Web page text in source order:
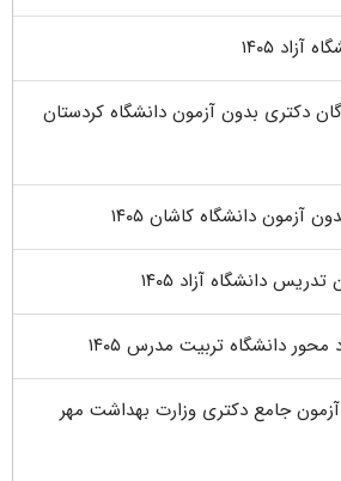
۱۴۰۵
دکتری بدون آزمون دانشگاه کردستان
دانشگاه کاشان ۱۴۰۵
دانشگاه آزاد ۱۴۰۵
دانشگاه تربیت مدرس ۱۴۰۵
آزمون جامع دکتری وزارت بهداشت مهر